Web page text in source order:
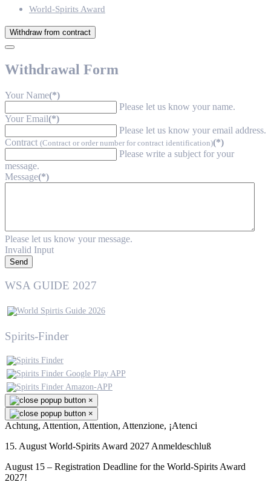
World-Spirits Award
Withdraw from contract
Withdrawal Form
Your Name(*)
Please let us know your name.
Your Email(*)
Please let us know your email address.
Contract (Contract or order number for contract identification)(*)
Please write a subject for your
message.
Message(*)
Please let us know your message.
Invalid Input
Send
WSA GUIDE 2027
Spirits-Finder
×
×
Achtung, Attention, Attention, Attenzione, ¡Atenci
15. August World-Spirits Award 2027 Anmeldeschluß
August 15 – Registration Deadline for the World-Spirits Award
2027!